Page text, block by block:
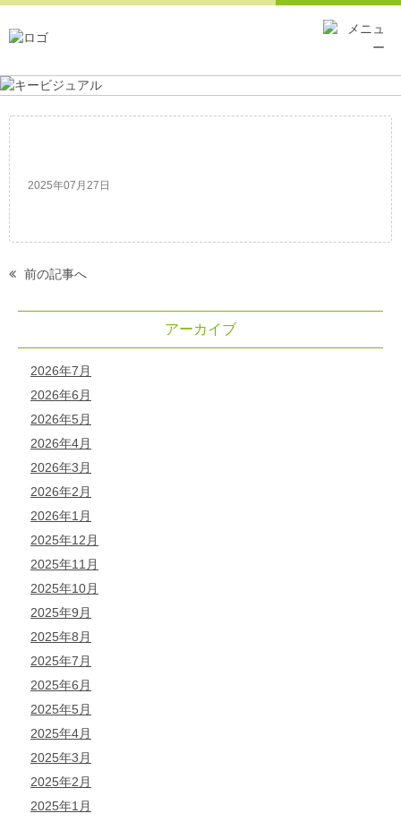
2025年07月27日
前の記事へ
アーカイブ
2026年7月
2026年6月
2026年5月
2026年4月
2026年3月
2026年2月
2026年1月
2025年12月
2025年11月
2025年10月
2025年9月
2025年8月
2025年7月
2025年6月
2025年5月
2025年4月
2025年3月
2025年2月
2025年1月